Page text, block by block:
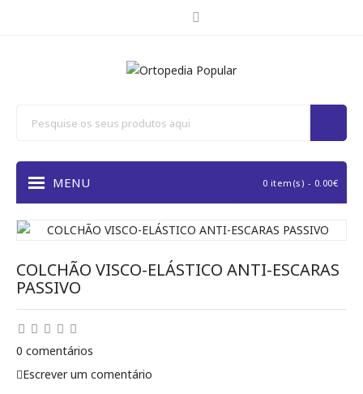
0 item(s) - 0.00€
MENU
COLCHÃO VISCO-ELÁSTICO ANTI-ESCARAS
PASSIVO
0 comentários
Escrever um comentário